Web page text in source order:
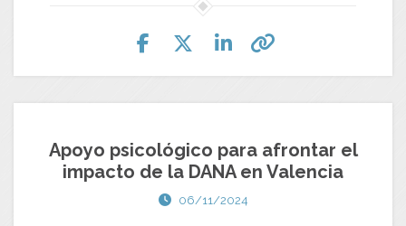
Apoyo psicológico para afrontar el
impacto de la DANA en Valencia
06/11/2024